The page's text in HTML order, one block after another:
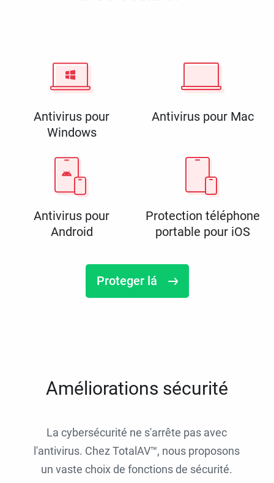
Antivirus pour
Windows
Antivirus pour Mac
Antivirus pour
Android
Protection téléphone
portable pour iOS
Proteger lá
Améliorations sécurité
La cybersécurité ne s'arrête pas avec
l'antivirus. Chez TotalAV™, nous proposons
un vaste choix de fonctions de sécurité.